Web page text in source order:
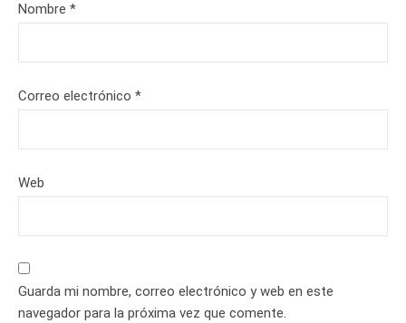
Nombre *
Correo electrónico *
Web
Guarda mi nombre, correo electrónico y web en este
navegador para la próxima vez que comente.